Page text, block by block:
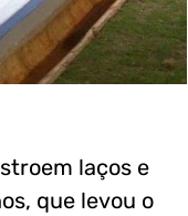
laços e
que levou o